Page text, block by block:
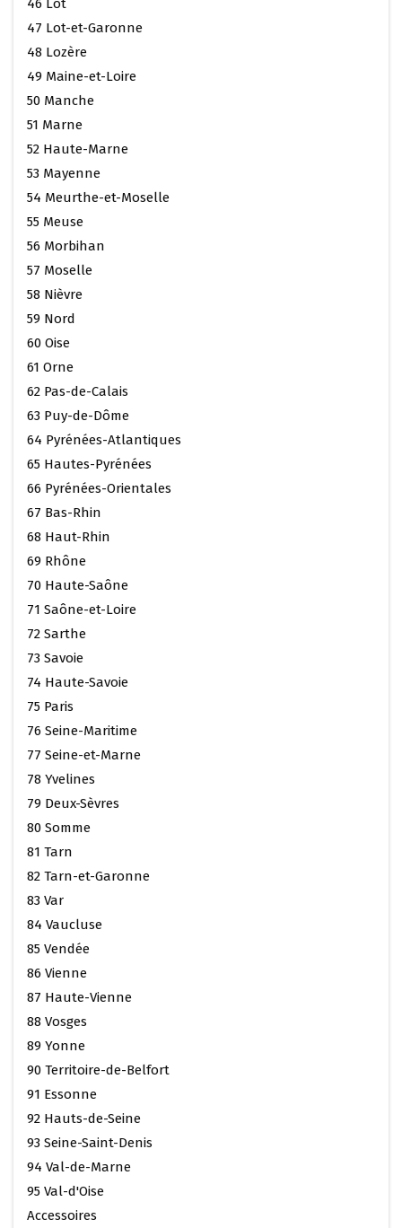
47 Lot-et-Garonne
48 Lozère
49 Maine-et-Loire
50 Manche
51 Marne
52 Haute-Marne
53 Mayenne
54 Meurthe-et-Moselle
55 Meuse
56 Morbihan
57 Moselle
58 Nièvre
59 Nord
60 Oise
61 Orne
62 Pas-de-Calais
63 Puy-de-Dôme
64 Pyrénées-Atlantiques
65 Hautes-Pyrénées
66 Pyrénées-Orientales
67 Bas-Rhin
68 Haut-Rhin
69 Rhône
70 Haute-Saône
71 Saône-et-Loire
72 Sarthe
73 Savoie
74 Haute-Savoie
75 Paris
76 Seine-Maritime
77 Seine-et-Marne
78 Yvelines
79 Deux-Sèvres
80 Somme
81 Tarn
82 Tarn-et-Garonne
83 Var
84 Vaucluse
85 Vendée
86 Vienne
87 Haute-Vienne
88 Vosges
89 Yonne
90 Territoire-de-Belfort
91 Essonne
92 Hauts-de-Seine
93 Seine-Saint-Denis
94 Val-de-Marne
95 Val-d'Oise
Accessoires